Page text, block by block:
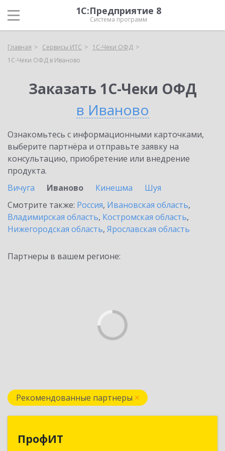
1С:Предприятие 8
Система программ
Главная Сервисы ИТС
1С-Чеки ОФД
1С-Чеки ОФД в Иваново
Заказать 1С-Чеки ОФД
в Иваново
Ознакомьтесь с информационными карточками,
выберите партнёра и отправьте заявку на
консультацию, приобретение или внедрение
продукта.
Вичуга
Иваново Кинешма
Шуя
Смотрите также: Россия, Ивановская область,
Владимирская область, Костромская область,
Нижегородская область, Ярославская область
Партнеры в вашем регионе:
Рекомендованные партнеры
ПрофИТ